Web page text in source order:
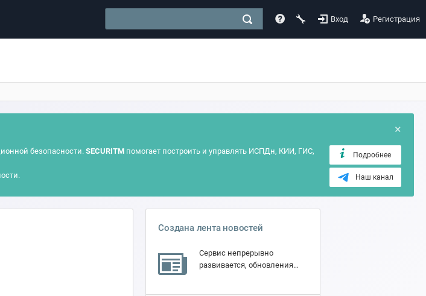
Вход Регистрация
×
безопасности. SECURITMпомогает построить и управлять ИСПДн, КИИ, ГИС,
Подробнее
Наш канал
Создана лента новостей
Сервис непрерывно
развивается, обновления